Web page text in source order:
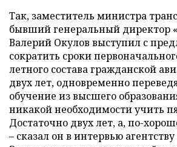
Так, заместитель министра
бывший генеральный директор
Валерий Окулов выступил с
сократить сроки
летного состава гражданской
двух лет, одновременно
обучение из высшего
никакой необходимости учить
Достаточно двух лет, а, по-
– сказал он в интервью агентству